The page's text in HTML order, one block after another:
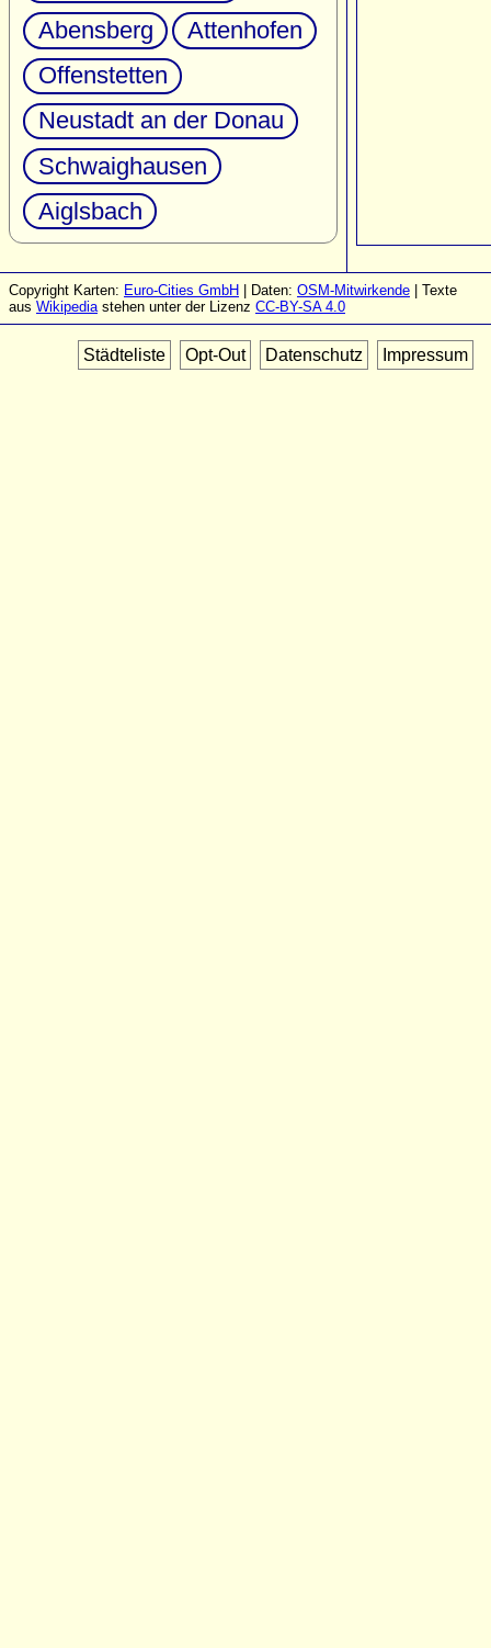
Abensberg
Attenhofen
Offenstetten
Neustadt an der Donau
Schwaighausen
Aiglsbach
Copyright Karten: Euro-Cities GmbH | Daten: OSM-Mitwirkende | Texte
aus Wikipediastehen unter der Lizenz CC-BY-SA 4.0
Städteliste Opt-Out Datenschutz Impressum